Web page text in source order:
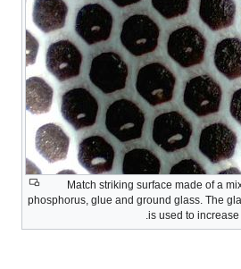
Match striking surface made of a
phosphorus, glue and ground glass. The
is used to increase